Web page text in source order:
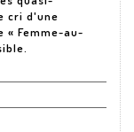
cri d'une
« Femme-au-